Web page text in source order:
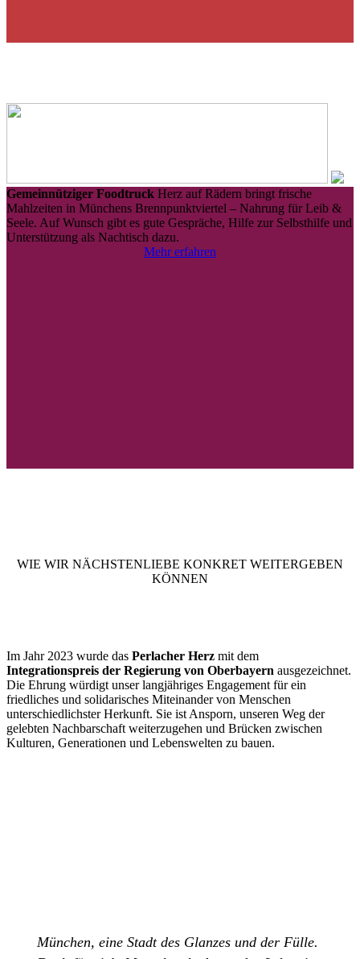
Gemeinnütziger Foodtruck Herz auf Rädern bringt frische
Mahlzeiten in Münchens Brennpunktviertel – Nahrung für Leib &
Seele. Auf Wunsch gibt es gute Gespräche, Hilfe zur Selbsthilfe und
Unterstützung als Nachtisch dazu.
Mehr erfahren
WIE WIR NÄCHSTENLIEBE KONKRET WEITERGEBEN
KÖNNEN
Im Jahr 2023 wurde das Perlacher Herz mit dem
Integrationspreis der Regierung von Oberbayern ausgezeichnet.
Die Ehrung würdigt unser langjähriges Engagement für ein
friedliches und solidarisches Miteinander von Menschen
unterschiedlichster Herkunft. Sie ist Ansporn, unseren Weg der
gelebten Nachbarschaft weiterzugehen und Brücken zwischen
Kulturen, Generationen und Lebenswelten zu bauen.
München, eine Stadt des Glanzes und der Fülle. ​